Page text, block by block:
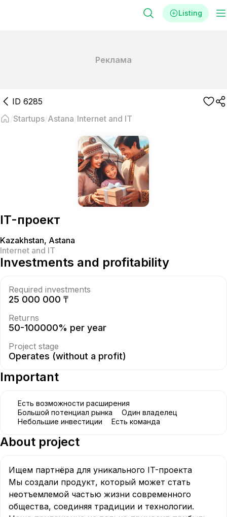
Listing
Реклама
ID 6285
Startups Astana Internet and IT
IT-проект
Kazakhstan, Astana
Internet and IT
Investments and profitability
Required investments
25 000 000 ₸
Returns
50-100000% per year
Project stage
Operates (without a profit)
Important
Есть возможности расширения
Большой потенциал рынка
Один владелец
Небольшие инвестиции
Есть команда
About project
Ищем партнёра для уникального IT-проекта
Мы создали продукт, который может стать
неотъемлемой частью жизни современного
общества, соединяя традиции и технологии.